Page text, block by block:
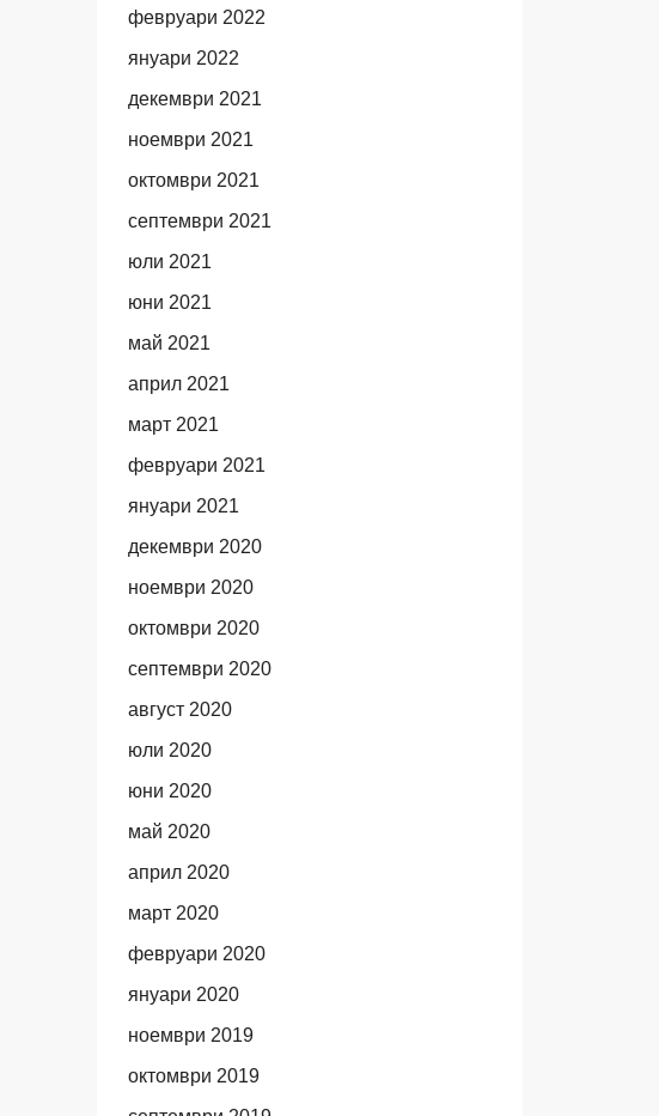
февруари 2022
януари 2022
декември 2021
ноември 2021
октомври 2021
септември 2021
юли 2021
юни 2021
май 2021
април 2021
март 2021
февруари 2021
януари 2021
декември 2020
ноември 2020
октомври 2020
септември 2020
август 2020
юли 2020
юни 2020
май 2020
април 2020
март 2020
февруари 2020
януари 2020
ноември 2019
октомври 2019